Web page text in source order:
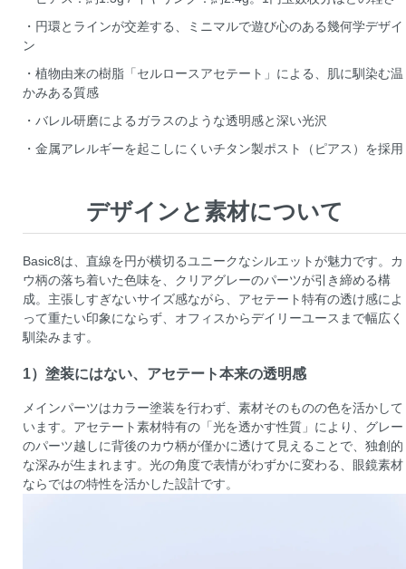
・円環とラインが交差する、ミニマルで遊び心のある幾何学デザイ
ン
・植物由来の樹脂「セルロースアセテート」による、肌に馴染む温
かみある質感
・バレル研磨によるガラスのような透明感と深い光沢
・金属アレルギーを起こしにくいチタン製ポスト（ピアス）を採用
デザインと素材について
Basic8は、直線を円が横切るユニークなシルエットが魅力です。カ
ウ柄の落ち着いた色味を、クリアグレーのパーツが引き締める構
成。主張しすぎないサイズ感ながら、アセテート特有の透け感によ
って重たい印象にならず、オフィスからデイリーユースまで幅広く
馴染みます。
1）塗装にはない、アセテート本来の透明感
メインパーツはカラー塗装を行わず、素材そのものの色を活かして
います。アセテート素材特有の「光を透かす性質」により、グレー
のパーツ越しに背後のカウ柄が僅かに透けて見えることで、独創的
な深みが生まれます。光の角度で表情がわずかに変わる、眼鏡素材
ならではの特性を活かした設計です。